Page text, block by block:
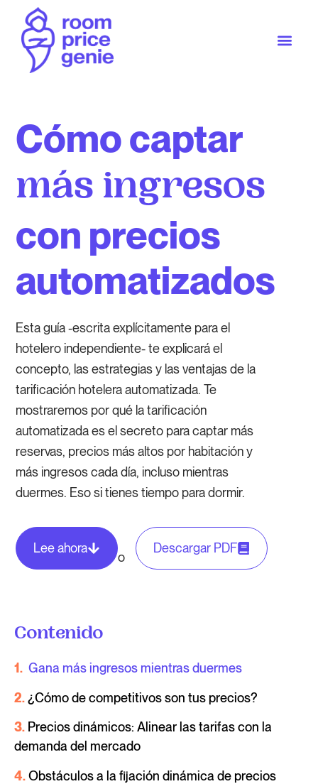
Cómo captar
más ingresos
con precios
automatizados
Esta guía -escrita explícitamente para el
hotelero independiente- te explicará el
concepto, las estrategias y las ventajas de la
tarificación hotelera automatizada. Te
mostraremos por qué la tarificación
automatizada es el secreto para captar más
reservas, precios más altos por habitación y
más ingresos cada día, incluso mientras
duermes. Eso si tienes tiempo para dormir.
Lee ahora
o
Descargar PDF
Contenido
1. Gana más ingresos mientras duermes
2.¿Cómo de competitivos son tus precios?
3. Precios dinámicos: Alinear las tarifas con la
demanda del mercado
4.Obstáculos a la fijación dinámica de precios